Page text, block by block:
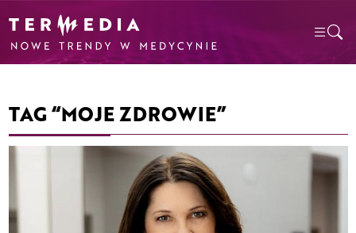
TAG “MOJE ZDROWIE”